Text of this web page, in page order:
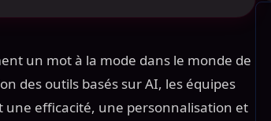
un mot à la mode dans le monde de
des outils basés sur AI, les équipes
une efficacité, une personnalisation et